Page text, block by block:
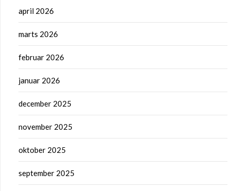
april 2026
marts 2026
februar 2026
januar 2026
december 2025
november 2025
oktober 2025
september 2025